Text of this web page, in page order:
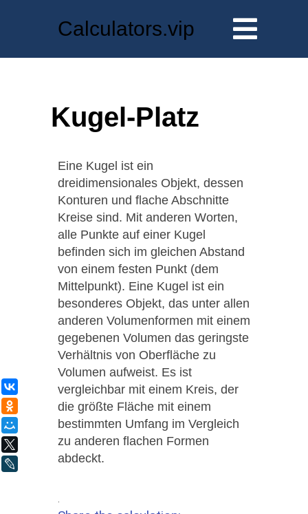
Calculators.vip
Kugel-Platz
Eine Kugel ist ein
dreidimensionales Objekt, dessen
Konturen und flache Abschnitte
Kreise sind. Mit anderen Worten,
alle Punkte auf einer Kugel
befinden sich im gleichen Abstand
von einem festen Punkt (dem
Mittelpunkt). Eine Kugel ist ein
besonderes Objekt, das unter allen
anderen Volumenformen mit einem
gegebenen Volumen das geringste
Verhältnis von Oberfläche zu
Volumen aufweist. Es ist
vergleichbar mit einem Kreis, der
die größte Fläche mit einem
bestimmten Umfang im Vergleich
zu anderen flachen Formen
abdeckt.
ВКонтакте
Одноклассники
Мой Мир
LiveJournal